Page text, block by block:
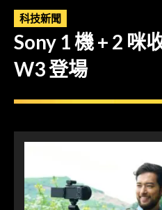
科技新聞
Sony 1 機 + 2 咪
W3 登場